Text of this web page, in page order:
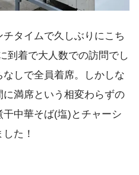
タイムで久しぶりにこち
到着で大人数での訪問でし
しで全員着席。しかしな
満席という相変わらずの
干中華そば(塩)とチャーシ
た！